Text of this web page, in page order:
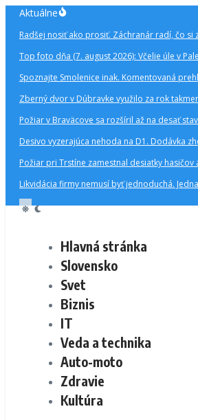
Preskočiť
obsah
Aktuálne
Radšej nosiť ako prosiť. Záchranár radí, čo si
Top foto dňa (7. august 2026): Včelie úle v
Spoznajte Smolenice inak. Komentovaná
Zberný dvor v Dúbravke využilo za rok
Požiar v Braväcove sa rozšíril až na desať
Desivo vyzerajúca nehoda na D1. Dodávka
Požiar pri Trstíne zamestnal desiatky
Likvidácia firmy nemusí byť jednoduchá.
Hlavná stránka
Slovensko
Svet
Biznis
IT
Veda a technika
Auto-moto
Zdravie
Kultúra